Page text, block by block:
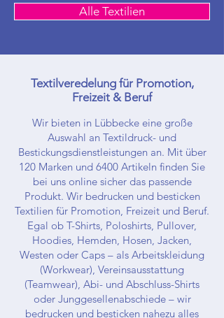
Alle Textilien
Textilveredelung für Promotion,
Freizeit & Beruf
Wir bieten in Lübbecke eine große
Auswahl an Textildruck- und
Bestickungsdienstleistungen an. Mit über
120 Marken und 6400 Artikeln finden Sie
bei uns online sicher das passende
Produkt. Wir bedrucken und besticken
Textilien für Promotion, Freizeit und Beruf.
Egal ob T-Shirts, Poloshirts, Pullover,
Hoodies, Hemden, Hosen, Jacken,
Westen oder Caps – als Arbeitskleidung
(Workwear), Vereinsausstattung
(Teamwear), Abi- und Abschluss-Shirts
oder Junggesellenabschiede – wir
bedrucken und besticken nahezu alles